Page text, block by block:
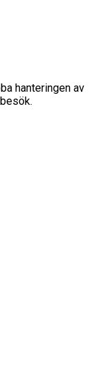
hanteringen av